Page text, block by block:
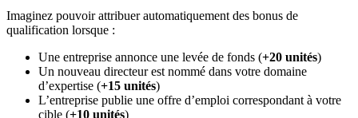
Imaginez pouvoir attribuer automatiquement des bonus de
qualification lorsque :
Une entreprise annonce une levée de fonds (+20 unités)
Un nouveau directeur est nommé dans votre domaine
d’expertise (+15 unités)
L’entreprise publie une offre d’emploi correspondant à votre
cible (+10 unités)